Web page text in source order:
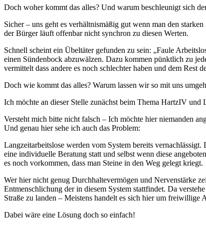
Doch woher kommt das alles? Und warum beschleunigt sich
Sicher – uns geht es verhältnismäßig gut wenn man den
der Bürger läuft offenbar nicht synchron zu diesen Werten.
Schnell scheint ein Übeltäter gefunden zu sein: „Faule
einen Sündenbock abzuwälzen. Dazu kommen pünktlich zu
vermittelt dass andere es noch schlechter haben und dem
Doch wie kommt das alles? Warum lassen wir so mit uns
Ich möchte an dieser Stelle zunächst beim Thema HartzIV und
Versteht mich bitte nicht falsch – Ich möchte hier niemanden
Und genau hier sehe ich auch das Problem:
Langzeitarbeitslose werden vom System bereits
eine individuelle Beratung statt und selbst wenn diese
es noch vorkommen, dass man Steine in den Weg gelegt kriegt.
Wer hier nicht genug Durchhaltevermögen und Nervenstärke
Entmenschlichung der in diesem System stattfindet. Da
Straße zu landen – Meistens handelt es sich hier um freiwillige
Dabei wäre eine Lösung doch so einfach!